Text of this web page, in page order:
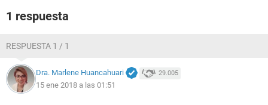
1 respuesta
RESPUESTA 1 / 1
Dra. Marlene Huancahuari 29.005
15 ene 2018 a las 01:51